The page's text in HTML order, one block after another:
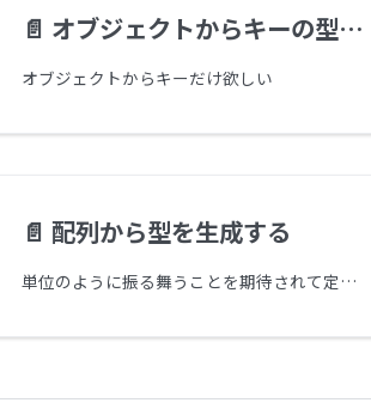
📄️ オブジェクトからキーの型を生成する
オブジェクトからキーだけ欲しい
📄️ 配列から型を生成する
単位のように振る舞うことを期待されて定義されたコレクションは少なくないでしょう。今回はコレクションでも主に配列に焦点を当てそれらから型を生成する方法の紹介です。